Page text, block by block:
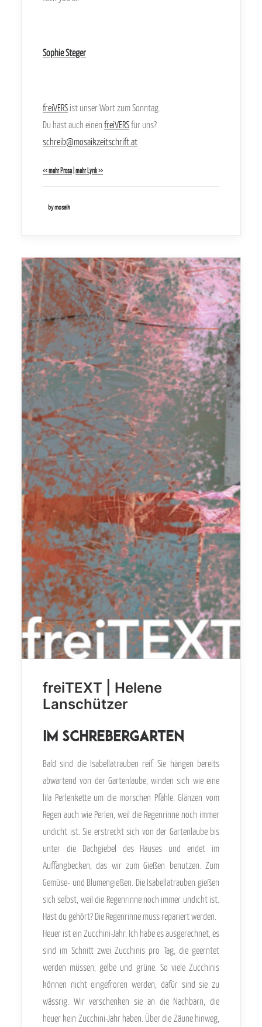
Sophie Steger
freiVERS ist unser Wort zum Sonntag.
Du hast auch einen freiVERSfür uns?
schreib@mosaikzeitschrift.at
<< mehr Prosa| mehr Lyrik >>
by mosaik
freiTEXT | Helene
Lanschützer
Im Schrebergarten
Bald sind die Isabellatrauben reif. Sie hängen bereits
abwartend von der Gartenlaube, winden sich wie eine
lila Perlenkette um die morschen Pfähle. Glänzen vom
Regen auch wie Perlen, weil die Regenrinne noch immer
undicht ist. Sie erstreckt sich von der Gartenlaube bis
unter die Dachgiebel des Hauses und endet im
Auffangbecken, das wir zum Gießen benutzen. Zum
Gemüse- und Blumengießen. Die Isabellatrauben gießen
sich selbst, weil die Regenrinne noch immer undicht ist.
Hast du gehört? Die Regenrinne muss repariert werden.
Heuer ist ein Zucchini-Jahr. Ich habe es ausgerechnet, es
sind im Schnitt zwei Zucchinis pro Tag, die geerntet
werden müssen, gelbe und grüne. So viele Zucchinis
können nicht eingefroren werden, dafür sind sie zu
wässrig. Wir verschenken sie an die Nachbarn, die
heuer kein Zucchini-Jahr haben. Über die Zäune hinweg,